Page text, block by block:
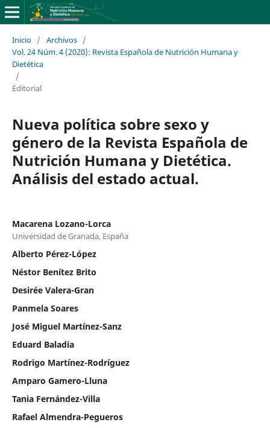
Inicio / Archivos /
Vol. 24 Núm. 4 (2020): Revista Española de Nutrición Humana y
Dietética
/
Editorial
Nueva política sobre sexo y
género de la Revista Española de
Nutrición Humana y Dietética.
Análisis del estado actual.
Macarena Lozano-Lorca
Universidad de Granada, España
Alberto Pérez-López
Néstor Benítez Brito
Desirée Valera-Gran
Panmela Soares
José Miguel Martínez-Sanz
Eduard Baladia
Rodrigo Martínez-Rodríguez
Amparo Gamero-Lluna
Tania Fernández-Villa
Rafael Almendra-Pegueros